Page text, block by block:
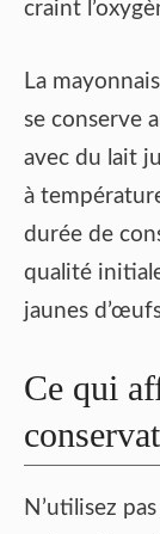
craint
La
se conserve
avec du lait
à
durée de
qualité
jaunes
Ce qui
N’utilisez